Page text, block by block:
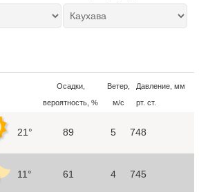
Осадки,
вероятность, %
Ветер,
м/с
Давление, мм
рт. ст.
21° 89 5 748
11° 61 4 745